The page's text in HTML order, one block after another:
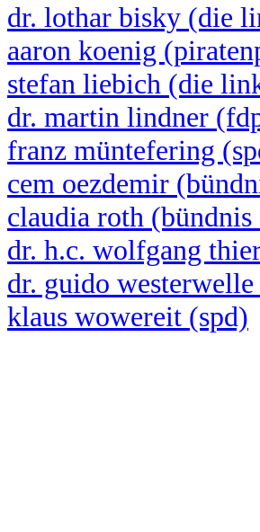
dr. lothar bisky (die
aaron koenig
stefan liebich (die
dr. martin lindner
franz müntefering
cem oezdemir
claudia roth
dr. h.c. wolfgang
dr. guido
klaus wowereit (spd)